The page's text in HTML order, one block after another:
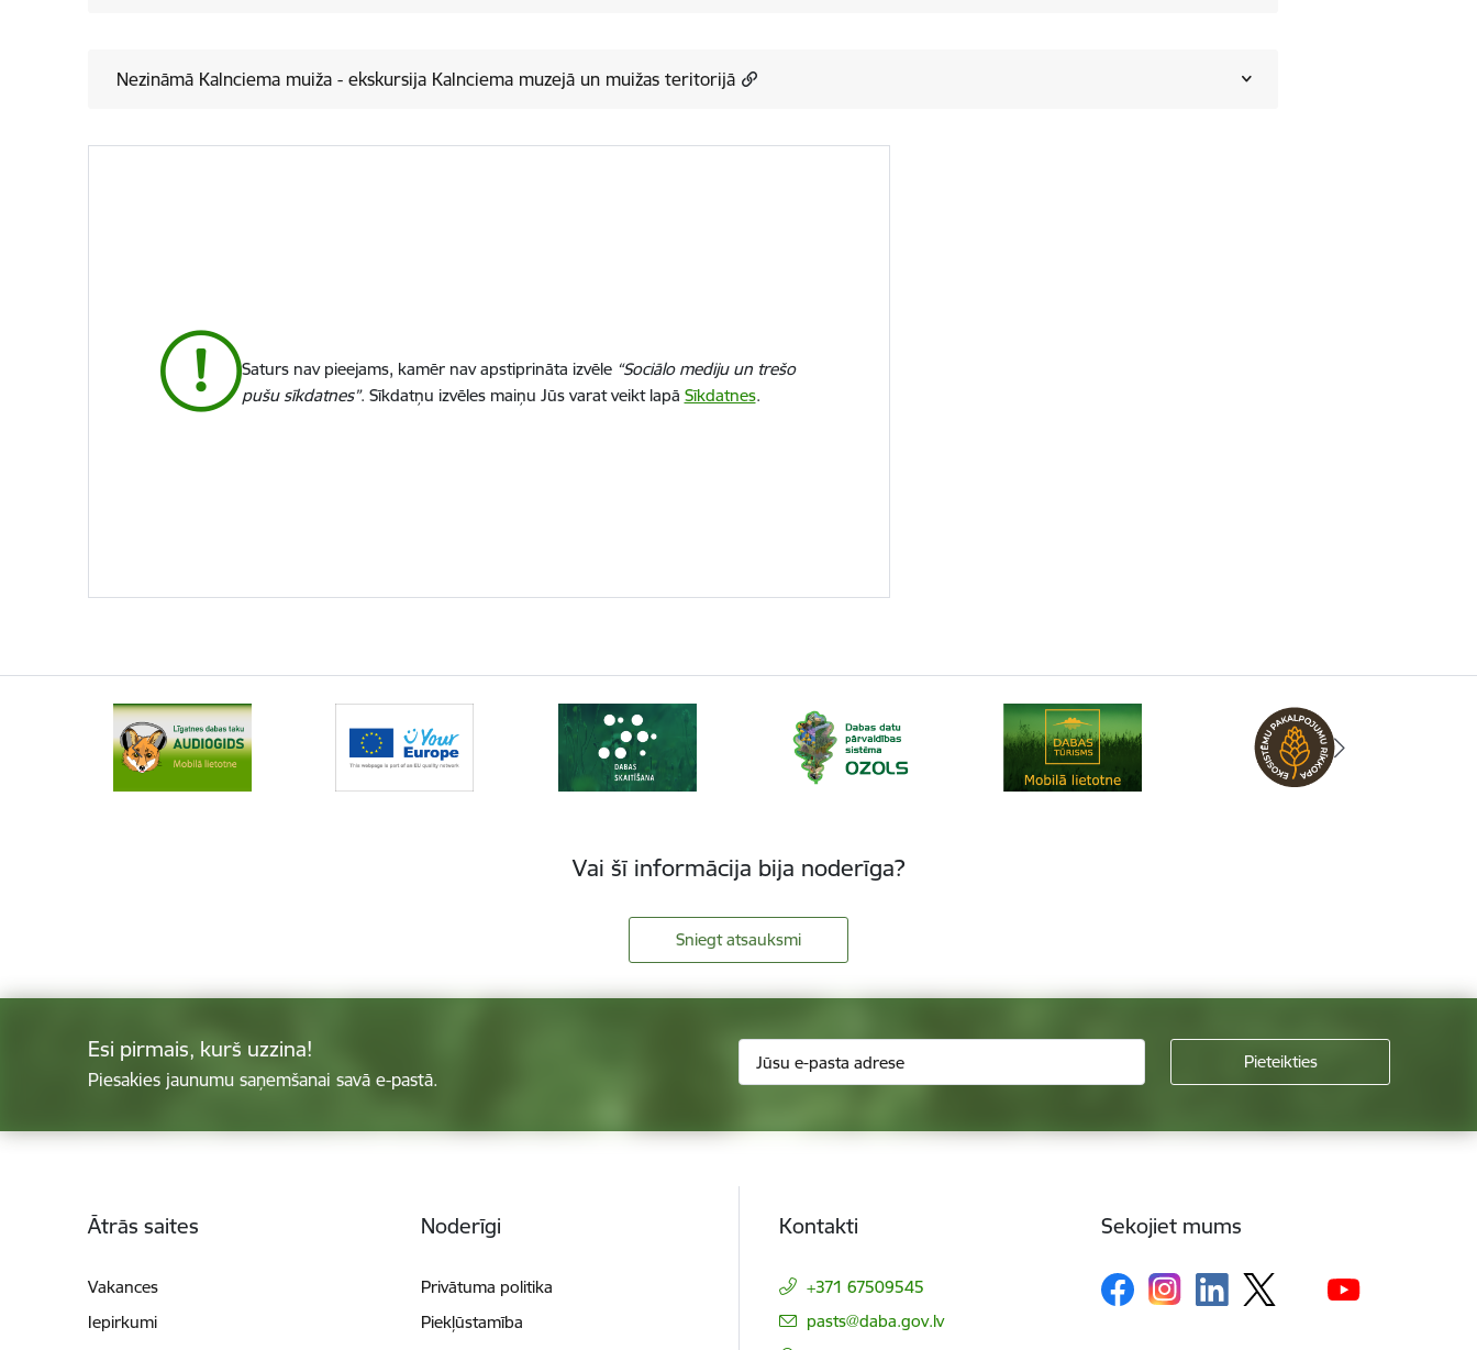
Nezināmā Kalnciema muiža - ekskursija Kalnciema muzejā un muižas teritorijā
Saturs nav pieejams, kamēr nav apstiprināta izvēle “Sociālo mediju un trešo
pušu sīkdatnes”. Sīkdatņu izvēles maiņu Jūs varat veikt lapā Sīkdatnes.
Vai šī informācija bija noderīga?
Sniegt atsauksmi
Esi pirmais, kurš uzzina!
Piesakies jaunumu saņemšanai savā e-pastā.
Ātrās saites
Vakances
Iepirkumi
Noderīgi
Privātuma politika
Piekļūstamība
Kontakti
+371 67509545
E-pasts:
pasts@daba.gov.lv
Sekojiet mums